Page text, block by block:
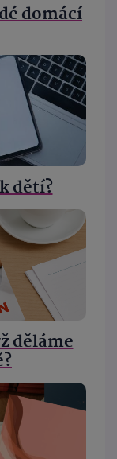
domácí
dětí?
děláme